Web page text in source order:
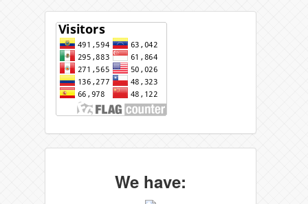
We have: